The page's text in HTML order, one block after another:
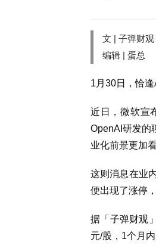
文 | 子弹财观
编辑 | 蛋总
1月30日，恰
近日，微软宣
OpenAI研发的
业化前景更加看
这则消息在业
便出现了涨停
据「子弹财观
元/股，1个月